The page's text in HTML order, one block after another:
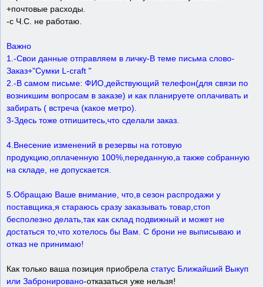
+почтовые расходы.
-с Ч.С. не работаю.
Важно
1.-Свои данные отправляем в личку-В теме письма слово-
Заказ+"Сумки L-craft "
2.-В самом письме: ФИО,действующий телефон(для связи по
возникшим вопросам в заказе) и как планируете оплачивать и
забирать ( встреча (какое метро).
3-Здесь тоже отпишитесь,что сделали заказ.
4.Внесение изменений в резервы на готовую
продукцию,оплаченную 100%,переданную,а также собранную
на складе, не допускается.
5.Обращаю Ваше внимание, что,в сезон распродажи у
поставщика,я стараюсь сразу заказывать товар,стоп
бесполезно делать,так как склад подвижный и может не
достаться то,что хотелось бы Вам. С брони не выписываю и
отказ не принимаю!
Как только ваша позиция приобрела статус Ближайший Выкуп
или Забронировано-отказаться уже нельзя!